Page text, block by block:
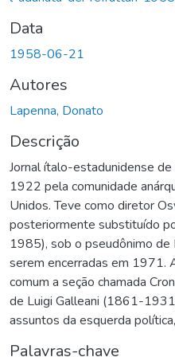
Data
1958-06-21
Autores
Lapenna, Donato
Descrição
Jornal ítalo-estadunidense
1922 pela comunidade
Unidos. Teve como diretor
posteriormente substituído
1985), sob o pseudônimo de
serem encerradas em 1971.
comum a seção chamada
de Luigi Galleani (1861-
assuntos da esquerda
Palavras-chave